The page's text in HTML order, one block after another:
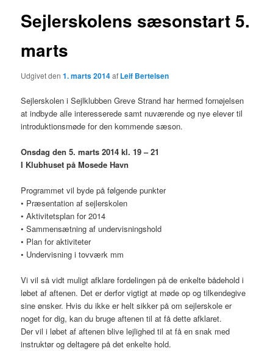
Sejlerskolens sæsonstart 5.
marts
Udgivet den1. marts 2014af Leif Bertelsen
Sejlerskolen i Sejlklubben Greve Strand har hermed fornøjelsen
at indbyde alle interesserede samt nuværende og nye elever til
introduktionsmøde for den kommende sæson.
Onsdag den 5. marts 2014 kl. 19 – 21
I Klubhuset på Mosede Havn
Programmet vil byde på følgende punkter
• Præsentation af sejlerskolen
• Aktivitetsplan for 2014
• Sammensætning af undervisningshold
• Plan for aktiviteter
• Undervisning i tovværk mm
Vi vil så vidt muligt afklare fordelingen på de enkelte bådehold i
løbet af aftenen. Det er derfor vigtigt at møde op og tilkendegive
sine ønsker. Hvis du ikke er helt sikker på om sejlerskole er
noget for dig, kan du bruge aftenen til at få dette afklaret.
Der vil i løbet af aftenen blive lejlighed til at få en snak med
instruktør og deltagere på det enkelte hold.